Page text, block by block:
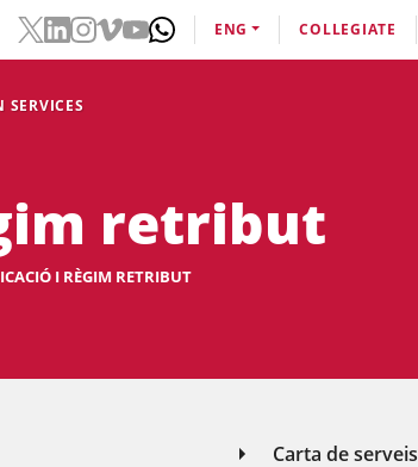
SERVICES
ENG COLLEGIATE
retribut
I RÈGIM RETRIBUT
Carta de serveis